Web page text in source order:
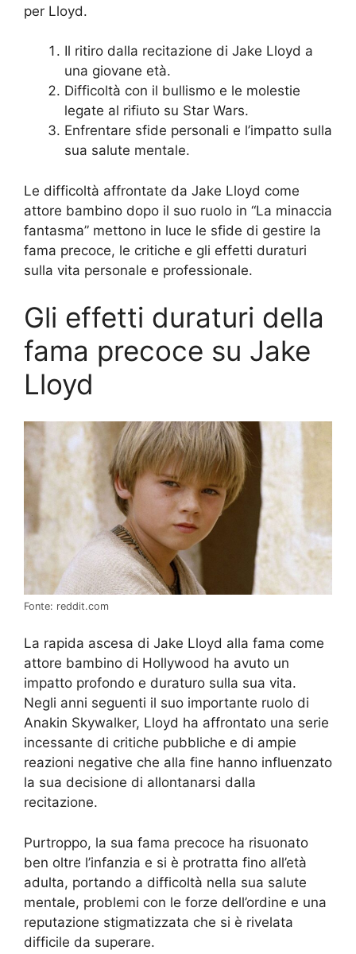
per Lloyd.
Il ritiro dalla recitazione di Jake Lloyd a
una giovane età.
Difficoltà con il bullismo e le molestie
legate al rifiuto su Star Wars.
Enfrentare sfide personali e l’impatto sulla
sua salute mentale.
Le difficoltà affrontate da Jake Lloyd come
attore bambino dopo il suo ruolo in “La minaccia
fantasma” mettono in luce le sfide di gestire la
fama precoce, le critiche e gli effetti duraturi
sulla vita personale e professionale.
Gli effetti duraturi della
fama precoce su Jake
Lloyd
Fonte: reddit.com
La rapida ascesa di Jake Lloyd alla fama come
attore bambino di Hollywood ha avuto un
impatto profondo e duraturo sulla sua vita.
Negli anni seguenti il suo importante ruolo di
Anakin Skywalker, Lloyd ha affrontato una serie
incessante di critiche pubbliche e di ampie
reazioni negative che alla fine hanno influenzato
la sua decisione di allontanarsi dalla
recitazione.
Purtroppo, la sua fama precoce ha risuonato
ben oltre l’infanzia e si è protratta fino all’età
adulta, portando a difficoltà nella sua salute
mentale, problemi con le forze dell’ordine e una
reputazione stigmatizzata che si è rivelata
difficile da superare.